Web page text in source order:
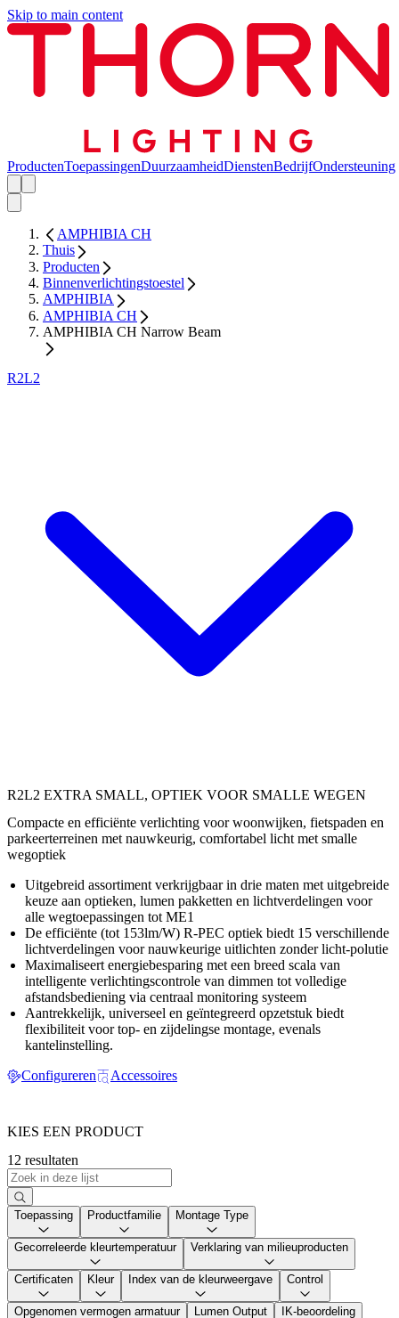
Skip to main content
ProductenToepassingenDuurzaamheidDienstenBedrijfOndersteuning
AMPHIBIA CH
Thuis
Producten
Binnenverlichtingstoestel
AMPHIBIA
AMPHIBIA CH
AMPHIBIA CH Narrow Beam
R2L2
R2L2 EXTRA SMALL, OPTIEK VOOR SMALLE WEGEN
Compacte en efficiënte verlichting voor woonwijken, fietspaden en
parkeerterreinen met nauwkeurig, comfortabel licht met smalle
wegoptiek
Uitgebreid assortiment verkrijgbaar in drie maten met uitgebreide
keuze aan optieken, lumen pakketten en lichtverdelingen voor
alle wegtoepassingen tot ME1
De efficiënte (tot 153lm/W) R-PEC optiek biedt 15 verschillende
lichtverdelingen voor nauwkeurige uitlichten zonder licht-polutie
Maximaliseert energiebesparing met een breed scala van
intelligente verlichtingscontrole van dimmen tot volledige
afstandsbediening via centraal monitoring systeem
Aantrekkelijk, universeel en geïntegreerd opzetstuk biedt
flexibiliteit voor top- en zijdelingse montage, evenals
kantelinstelling.
Configureren
Accessoires
KIES EEN PRODUCT
12 resultaten
Toepassing Productfamilie Montage Type
Gecorreleerde kleurtemperatuur Verklaring van milieuproducten
Certificaten Kleur Index van de kleurweergave Control
Opgenomen vermogen armatuur Lumen Output IK-beoordeling